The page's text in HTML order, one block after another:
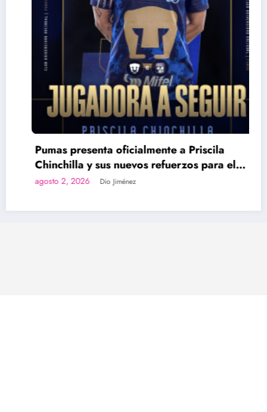
Pumas presenta oficialmente a Priscila
Chinchilla y sus nuevos refuerzos para el
Apertura 2026
agosto 2, 2026 Dio Jiménez